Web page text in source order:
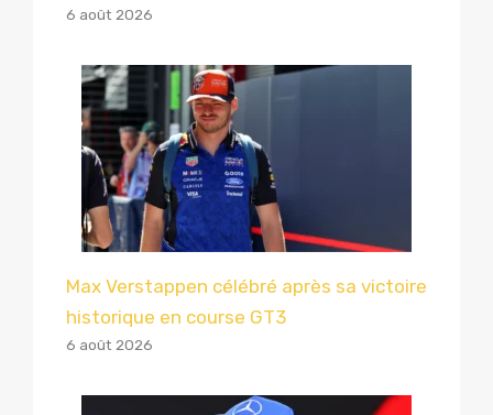
6 août 2026
Max Verstappen célébré après sa victoire
historique en course GT3
6 août 2026